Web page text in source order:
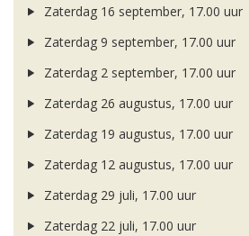
Zaterdag 16 september, 17.00 uur
Zaterdag 9 september, 17.00 uur
Zaterdag 2 september, 17.00 uur
Zaterdag 26 augustus, 17.00 uur
Zaterdag 19 augustus, 17.00 uur
Zaterdag 12 augustus, 17.00 uur
Zaterdag 29 juli, 17.00 uur
Zaterdag 22 juli, 17.00 uur